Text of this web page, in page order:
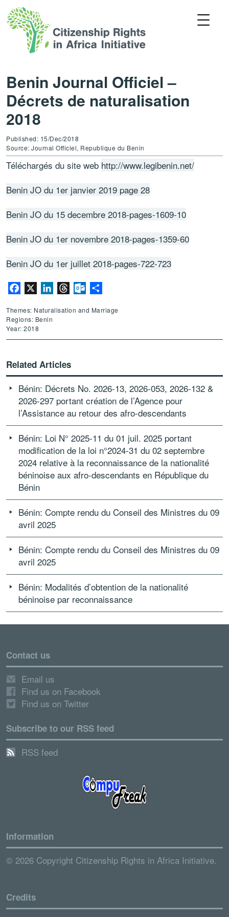
Benin Journal Officiel –
Décrets de naturalisation
2018
Published: 15/Dec/2018
Source: Journal Officiel, Republique du Benin
Téléchargés du site web http://www.legibenin.net/
Benin JO du 1er janvier 2019 page 28
Benin JO du 15 decembre 2018-pages-1609-10
Benin JO du 1er novembre 2018-pages-1359-60
Benin JO du 1er juillet 2018-pages-722-723
Facebook LinkedInThreadsOutlook.com
Themes: Naturalisation and Marriage
Regions: Benin
Year: 2018
Related Articles
Bénin: Décrets No. 2026-13, 2026-053, 2026-132 &
2026-297 portant création de l’Agence pour
l’Assistance au retour des afro-descendants
Bénin: Loi N° 2025-11 du 01 juil. 2025 portant
modification de la loi n°2024-31 du 02 septembre
2024 relative à la reconnaissance de la nationalité
béninoise aux afro-descendants en République du
Bénin
Bénin: Compte rendu du Conseil des Ministres du 09
avril 2025
Bénin: Compte rendu du Conseil des Ministres du 09
avril 2025
Bénin: Modalités d’obtention de la nationalité
béninoise par reconnaissance
Contact us
Email us
Find us on Facebook
Find us on Twitter
Subscribe to our RSS feed
RSS feed
Information
© 2026 Copyright Citizenship Rights in Africa Initiative.
Credits